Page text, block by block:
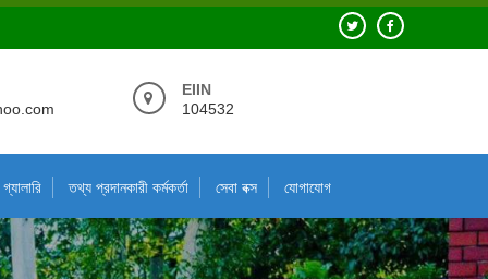
EIIN
104532
গ্যালারি তথ্য প্রদানকারী কর্মকর্তা সেবা বক্স যোগাযোগ